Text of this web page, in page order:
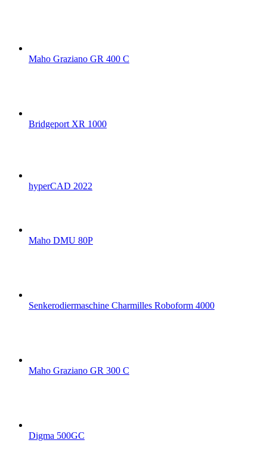
Maho Graziano GR 400 C
Bridgeport XR 1000
hyperCAD 2022
Maho DMU 80P
Senkerodiermaschine Charmilles Roboform 4000
Maho Graziano GR 300 C
Digma 500GC